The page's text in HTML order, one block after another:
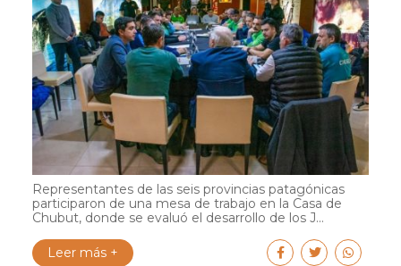
Representantes de las seis provincias patagónicas
participaron de una mesa de trabajo en la Casa de
Chubut, donde se evaluó el desarrollo de los J...
Leer más +